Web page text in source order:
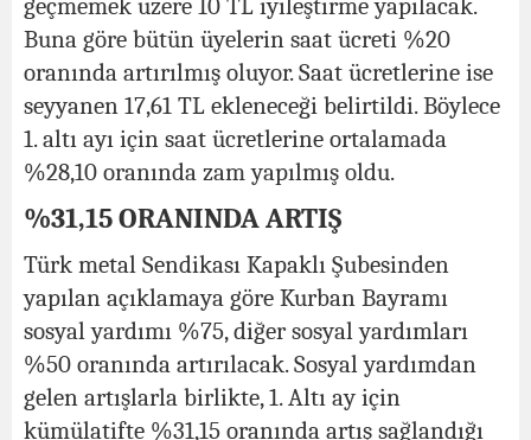
geçmemek üzere 10 TL iyileştirme yapılacak.
Buna göre bütün üyelerin saat ücreti %20
oranında artırılmış oluyor. Saat ücretlerine ise
seyyanen 17,61 TL ekleneceği belirtildi. Böylece
1. altı ayı için saat ücretlerine ortalamada
%28,10 oranında zam yapılmış oldu.
%31,15 ORANINDA ARTIŞ
Türk metal Sendikası Kapaklı Şubesinden
yapılan açıklamaya göre Kurban Bayramı
sosyal yardımı %75, diğer sosyal yardımları
%50 oranında artırılacak. Sosyal yardımdan
gelen artışlarla birlikte, 1. Altı ay için
kümülatifte %31,15 oranında artış sağlandığı